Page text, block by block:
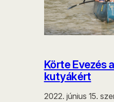
Körte Evezés
kutyákért
2022. június 15.